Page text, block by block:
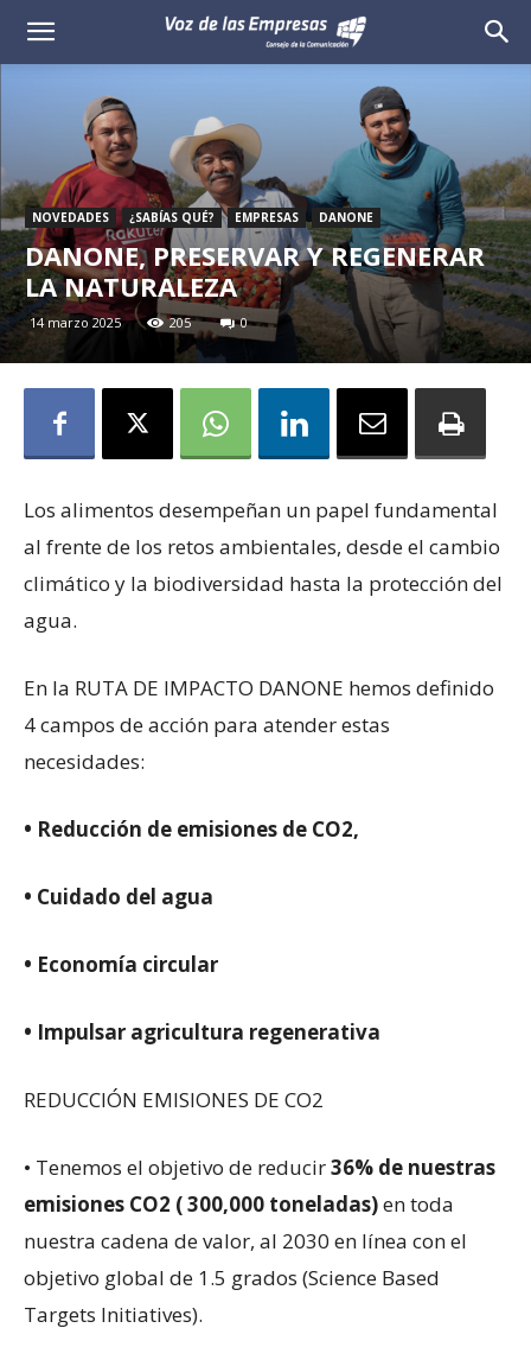
Voz
Empresas
NOVEDADES ¿SABÍAS QUÉ? EMPRESAS DANONE
DANONE, PRESERVAR Y REGENERAR
LA NATURALEZA
14 marzo 2025 205 0
Los alimentos desempeñan un papel fundamental
al frente de los retos ambientales, desde el cambio
climático y la biodiversidad hasta la protección del
agua.
En la RUTA DE IMPACTO DANONE hemos definido
4 campos de acción para atender estas
necesidades:
• Reducción de emisiones de CO2,
• Cuidado del agua
• Economía circular
• Impulsar agricultura regenerativa
REDUCCIÓN EMISIONES DE CO2
• Tenemos el objetivo de reducir36% de nuestras
emisiones CO2 ( 300,000 toneladas)en toda
nuestra cadena de valor, al 2030 en línea con el
objetivo global de 1.5 grados (Science Based
Targets Initiatives).